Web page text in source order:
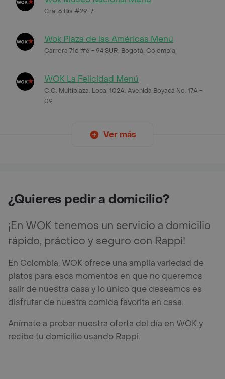
Cra. 6 Bis #29-7
Wok Plaza de las Américas Menú
Carrera 71d #6 - 94 SUR, Bogotá, Colombia
WOK La Felicidad Menú
C.C. Multiplaza. Local 102A. Avenida Boyacá No. 17A -
09
Ver más
¿Quieres pedir a domicilio?
¡En WOK tenemos un servicio a domicilio
rápido, práctico y seguro con Rappi!
En Colombia, WOK ofrece una amplia variedad de
platos para esos momentos en que no queremos
salir de nuestra casa y lo único que deseamos es
disfrutar de nuestra comida favorita en casa.
Anímate a probar nuestra oferta del día en WOK y
recibe tu domicilio usando Rappi.